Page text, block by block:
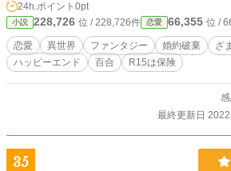
24h.ポイント 0pt
小説 228,726 位 / 228,726件 恋愛 66,355 位 /
恋愛 異世界 ファンタジー 婚約破棄 ざ
ハッピーエンド
百合 R15は保険
最終更新日
35